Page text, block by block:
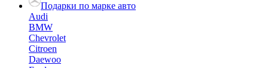
Подарки по марке авто
Audi
BMW
Chevrolet
Citroen
Daewoo